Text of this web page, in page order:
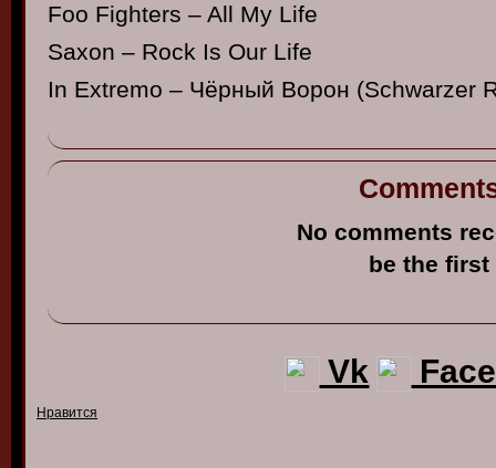
Foo Fighters – All My Life
Saxon – Rock Is Our Life
In Extremo – Чёрный Ворон (Schwarzer
No comments
be the first
Vk
Нравится